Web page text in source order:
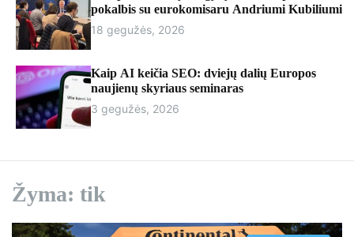
pokalbis su eurokomisaru Andriumi Kubiliumi
18 gegužės, 2026
Kaip AI keičia SEO: dviejų dalių Europos
naujienų skyriaus seminaras
3 gegužės, 2026
Žyma: tik